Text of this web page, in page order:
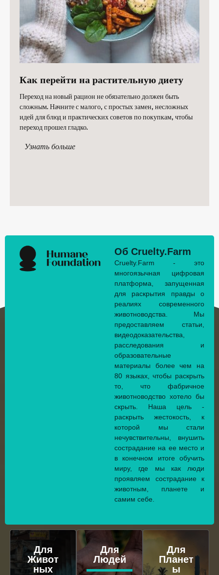
Как перейти на растительную диету
Переход на новый рацион не обязательно должен быть
сложным. Начните с малого, с простых замен, несложных
идей для блюд и практических советов по покупкам, чтобы
переход прошел гладко.
Узнать больше
Об Cruelty.Farm
Cruelty.Farm - это
многоязычная цифровая
платформа, запущенная
для раскрытия правды о
реалиях современного
животноводства. Мы
предоставляем статьи,
видеодоказательства,
расследования и
образовательные
материалы более чем на
80 языках, чтобы раскрыть
то, что фабричное
животноводство хотело бы
скрыть. Наша цель -
раскрыть жестокость, к
которой мы стали
нечувствительны, внушить
сострадание на ее место и
в конечном итоге обучить
миру, где мы как люди
проявляем сострадание к
животным, планете и
самим себе.
Для
Живот
ных
Для
Людей
Для
Планет
ы